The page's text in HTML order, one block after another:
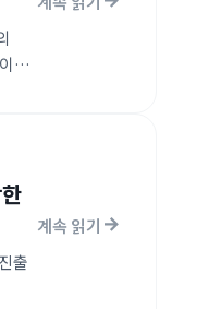
출
계속 읽기